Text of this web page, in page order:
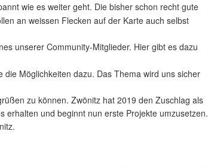
wie es weiter geht. Die bisher schon recht gute
an weissen Flecken auf der Karte auch selbst
unserer Community-Mitglieder. Hier gibt es dazu
Möglichkeiten dazu. Das Thema wird uns sicher
zu können. Zwönitz hat 2019 den Zuschlag als
erhalten und beginnt nun erste Projekte umzusetzen.